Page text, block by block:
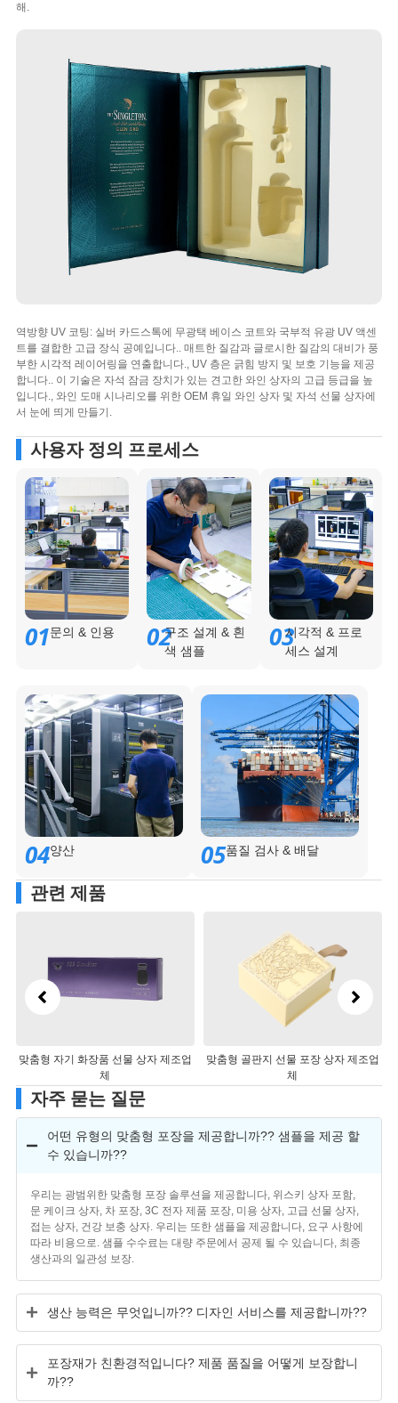
해.
역방향 UV 코팅: 실버 카드스톡에 무광택 베이스 코트와 국부적 유광 UV 액센
트를 결합한 고급 장식 공예입니다.. 매트한 질감과 글로시한 질감의 대비가 풍
부한 시각적 레이어링을 연출합니다., UV 층은 긁힘 방지 및 보호 기능을 제공
합니다.. 이 기술은 자석 잠금 장치가 있는 견고한 와인 상자의 고급 등급을 높
입니다., 와인 도매 시나리오를 위한 OEM 휴일 와인 상자 및 자석 선물 상자에
서 눈에 띄게 만들기.
사용자 정의 프로세스
01문의 & 인용 02구조 설계 & 흰
색 샘플
03시각적 & 프로
세스 설계
04양산 05품질 검사 & 배달
관련 제품
맞춤형 자기 화장품 선물 상자 제조업
체
맞춤형 골판지 선물 포장 상자 제조업
체
자주 묻는 질문
어떤 유형의 맞춤형 포장을 제공합니까?? 샘플을 제공 할
수 있습니까??
우리는 광범위한 맞춤형 포장 솔루션을 제공합니다, 위스키 상자 포함,
문 케이크 상자, 차 포장, 3C 전자 제품 포장, 미용 상자, 고급 선물 상자,
접는 상자, 건강 보충 상자. 우리는 또한 샘플을 제공합니다, 요구 사항에
따라 비용으로. 샘플 수수료는 대량 주문에서 공제 될 수 있습니다, 최종
생산과의 일관성 보장.
생산 능력은 무엇입니까?? 디자인 서비스를 제공합니까??
포장재가 친환경적입니다? 제품 품질을 어떻게 보장합니
까??